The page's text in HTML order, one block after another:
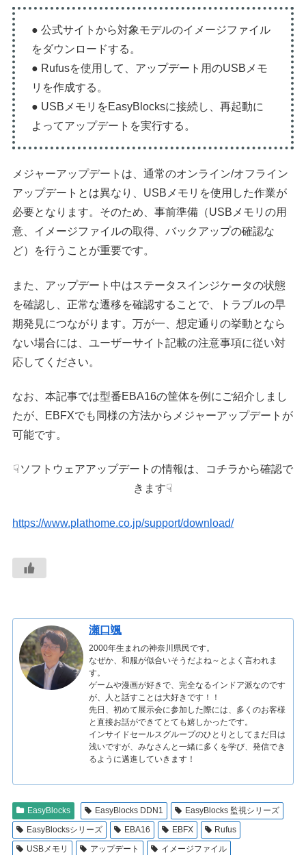
● 公式サイトから対象モデルのイメージファイル
をダウンロードする。
● Rufusを使用して、アップデート用のUSBメモ
リを作成する。
● USBメモリをEasyBlocksに接続し、再起動に
よってアップデートを実行する。
メジャーアップデートは、通常のオンライン/オフライン
アップデートとは異なり、USBメモリを使用した作業が
必要となります。そのため、事前準備（USBメモリの用
意、イメージファイルの取得、バックアップの確認な
ど）を行うことが重要です。
また、アップデート中はステータスインジケータの状態
を確認し、正常な遷移を確認することで、トラブルの早
期発見につながります。万が一、想定通りの挙動となら
ない場合には、ユーザーサイト記載の注意事項に従い対
応してください。
なお、本記事では型番EBA16の筐体を例にご紹介しまし
たが、EBFXでも同様の方法からメジャーアップデートが
可能です。
☟ソフトウェアアップデートの情報は、コチラから確認で
きます☟
https://www.plathome.co.jp/support/download/
瀬口颯
2000年生まれの神奈川県民です。
なぜか、和服が似合いそうだよね～とよく言われま
す。
ゲームや漫画が好きで、完全なるインドア派なのです
が、人と話すことは大好きです！！
先日、初めて展示会に参加した際には、多くのお客様
と直接お話ができてとても嬉しかったです。
インサイドセールスグループのひとりとしてまだ日は
浅いですが、みなさんと一緒に多くを学び、発信でき
るように邁進していきます！
EasyBlocks EasyBlocks DDN1
EasyBlocks 監視シリーズ
EasyBlocksシリーズ
EBA16 EBFX
Rufus
USBメモリ
アップデート
イメージファイル